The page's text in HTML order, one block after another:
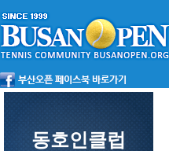
동호인클럽